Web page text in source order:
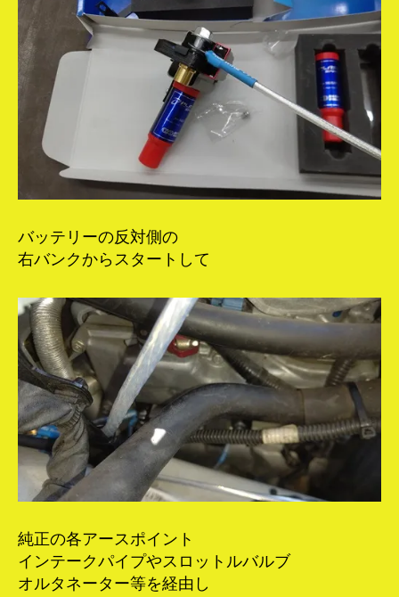
バッテリーの反対側の
右バンクからスタートして
純正の各アースポイント
インテークパイプやスロットルバルブ
オルタネーター等を経由し